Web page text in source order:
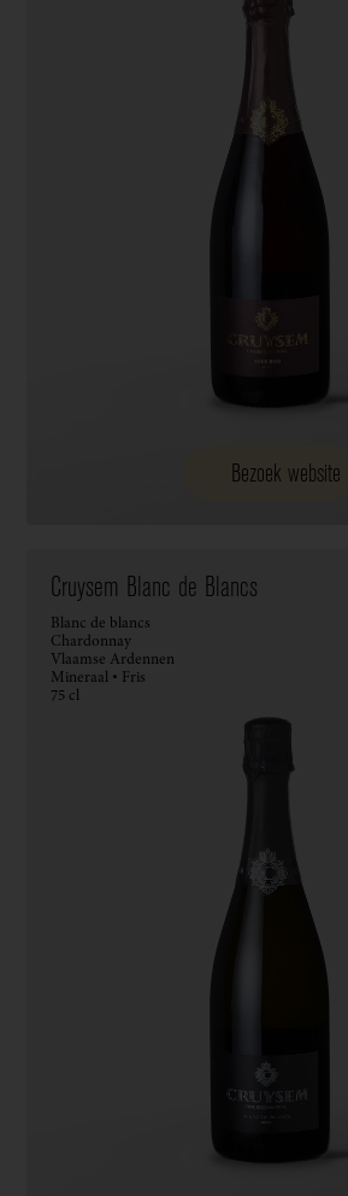
Bezoek website
Cruysem Blanc de Blancs
Blanc de blancs
Chardonnay
Vlaamse Ardennen
Mineraal • Fris
75 cl